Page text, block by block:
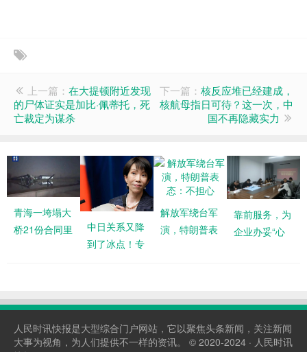
上一篇： 在大提顿附近发现
的尸体证实是加比·佩蒂托，死
亡裁定为谋杀
下一篇： 核反应堆已经建成，
核航母指日可待？这一次，中
国不再隐藏实力
青海一垮塌大
桥21份合同里
中日关系又降
到了冰点！专
解放军绕台军
演，特朗普表
靠前服务，为
企业办妥“心
人民时讯快报是大型综合门户网站，它以聚焦头条新闻，关注新闻
大事为视角，为人们提供不一样的资讯。 © 2020-2024 · 人民时讯